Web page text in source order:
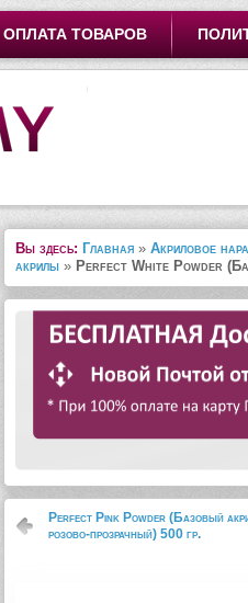
ОПЛАТА ТОВАРОВ
Вы здесь: Главная » Акриловое
акрилы » Perfect White Powder
Perfect Pink Powder (Базовый
розово-прозрачный) 500 гр.